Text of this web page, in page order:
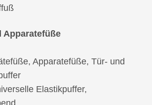
Apparatefüße
Apparatefüße, Tür- und
Elastikpuffer,